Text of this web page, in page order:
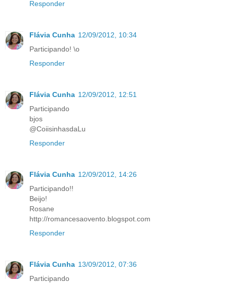
Responder
Flávia Cunha 12/09/2012, 10:34
Participando! \o
Responder
Flávia Cunha 12/09/2012, 12:51
Participando
bjos
@CoiisinhasdaLu
Responder
Flávia Cunha 12/09/2012, 14:26
Participando!!
Beijo!
Rosane
http://romancesaovento.blogspot.com
Responder
Flávia Cunha 13/09/2012, 07:36
Participando